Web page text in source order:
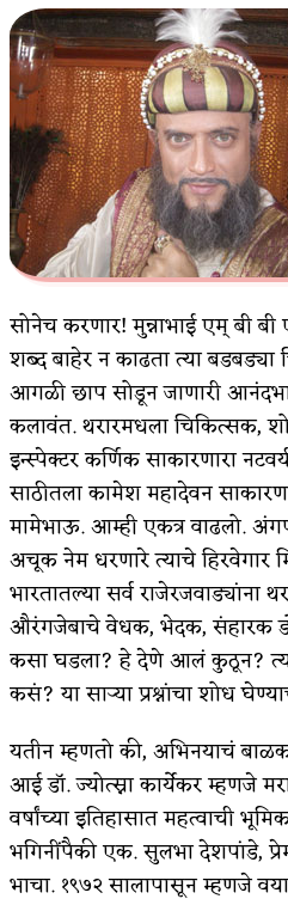
शपथ
पुस्तके बदलायची
किती घोषणांचा
कसं हुईन तं हू माय…
काळजाचे प्रेत
चमकदार चांदी
आदिवासींचा
जोशी
डेंग्यू: ताप उतरला
४ जुलै – इतिहासात
सुवर्ण – झळाळी
‘अर्थ’पूर्ण हास्य
अष्टपैलू : खंडू
अपूर्ण कथा
बुडीच खटलं –
सोनेच करणार! मुन्नाभाई एम् बी
शब्द बाहेर न काढता त्या बडबड्या
आगळी छाप सोडून जाणारी
कलावंत. थरारमधला चिकित्सक,
इन्स्पेक्टर कर्णिक साकारणारा
साठीतला कामेश महादेवन
मामेभाऊ. आम्ही एकत्र वाढलो.
अचूक नेम धरणारे त्याचे हिरवेगार
भारतातल्या सर्व
औरंगजेबाचे वेधक, भेदक, संहारक
कसा घडला? हे देणे आलं कुठून?
कसं? या सार्‍या प्रश्नांचा शोध
यतीन म्हणतो की, अभिनयाचं
आई डॉ. ज्योत्स्ना कार्येकर म्हणजे
वर्षांच्या इतिहासात महत्वाची
भगिनींपैकी एक. सुलभा देशपांडे,
भाचा. १९७२ सालापासून म्हणजे